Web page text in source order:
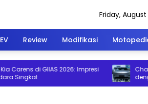
Friday,
EV Review Modifikasi
di GIIAS 2026: Impresi
Changan
dengan